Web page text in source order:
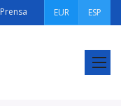
ESP
EUR
Prensa